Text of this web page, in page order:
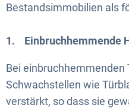
Bestandsimmobilien als
1. Einbruchhemmende
Bei einbruchhemmenden
Schwachstellen wie
verstärkt, so dass sie